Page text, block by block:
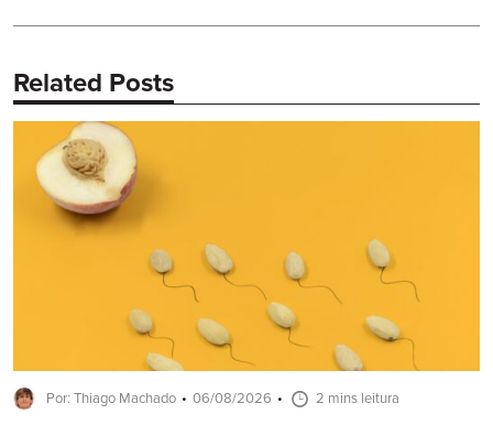
Related Posts
Por: Thiago Machado 06/08/2026 2 mins leitura